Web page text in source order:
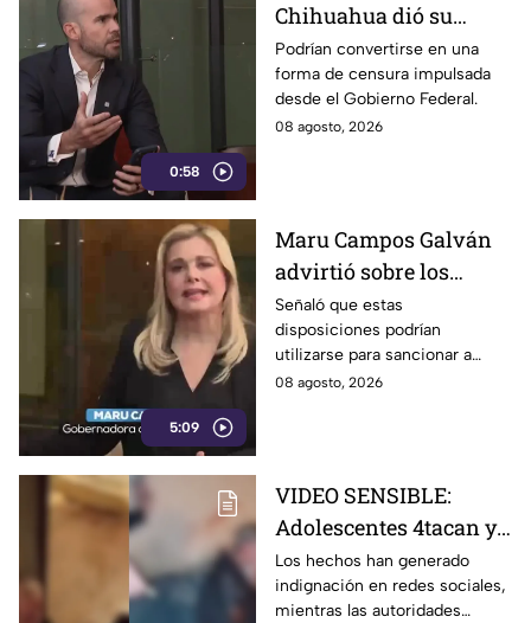
0:58
Chihuahua dió su
postura sobre los
nuevos lineamientos
que podría afectar la
libertad de expresión
Podrían convertirse en una
forma de censura impulsada
desde el Gobierno Federal.
08 agosto, 2026
5:09
Maru Campos Galván
advirtió sobre los
riesgos de los nuevos
lineamientos para la
libertad de expresión
Señaló que estas
disposiciones podrían
utilizarse para sancionar a
medios y periodistas críticos
08 agosto, 2026
VIDEO SENSIBLE:
Adolescentes 4tacan y
quem4n a un abuelito
dentro de su casa
Los hechos han generado
indignación en redes sociales,
mientras las autoridades